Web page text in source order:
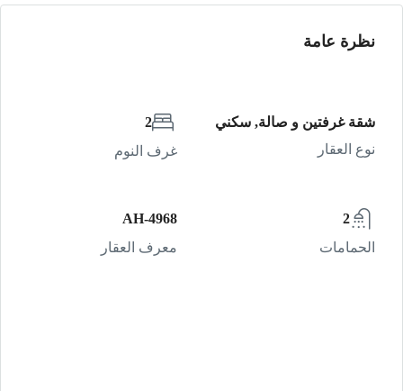
نظرة عامة
شقة غرفتين و صالة, سكني
نوع العقار
2
غرف النوم
2
الحمامات
AH-4968
معرف العقار